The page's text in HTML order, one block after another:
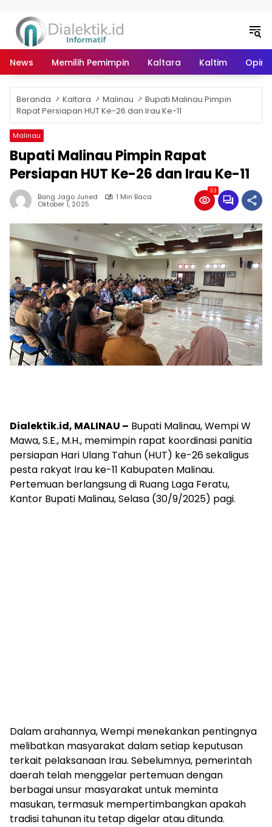
News Memilih Pemimpin Kaltara Kaltim Opini
Beranda Kaltara Malinau
Bupati Malinau Pimpin
Rapat Persiapan HUT Ke-26 dan Irau Ke-11
Malinau
Bupati Malinau Pimpin Rapat
Persiapan HUT Ke-26 dan Irau Ke-11
Bang Jago Juned 1 Min Baca
Oktober 1, 2025
33
Dialektik.id, MALINAU – Bupati Malinau, Wempi W
Mawa, S.E., M.H., memimpin rapat koordinasi panitia
persiapan Hari Ulang Tahun (HUT) ke-26 sekaligus
pesta rakyat Irau ke-11 Kabupaten Malinau.
Pertemuan berlangsung di Ruang Laga Feratu,
Kantor Bupati Malinau, Selasa (30/9/2025) pagi.
Dalam arahannya, Wempi menekankan pentingnya
melibatkan masyarakat dalam setiap keputusan
terkait pelaksanaan Irau. Sebelumnya, pemerintah
daerah telah menggelar pertemuan dengan
berbagai unsur masyarakat untuk meminta
masukan, termasuk mempertimbangkan apakah
tradisi tahunan itu tetap digelar atau ditunda.